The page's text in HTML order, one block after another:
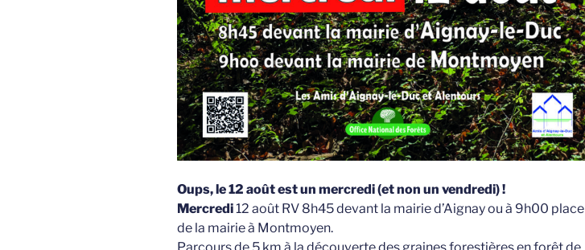
Oups, le 12 août est un mercredi (et non un vendredi) !
Mercredi12 août RV 8h45 devant la mairie d’Aignay ou à 9h00 place
de la mairie à Montmoyen.